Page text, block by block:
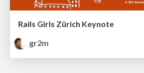
Rails Girls Zürich Keynote
gr2m